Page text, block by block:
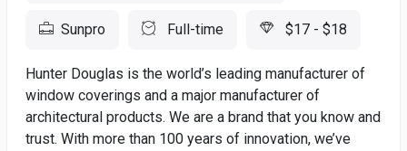
Sunpro Full-time $17 - $18
Hunter Douglas is the world’s leading manufacturer of
window coverings and a major manufacturer of
architectural products. We are a brand that you know and
trust. With more than 100 years of innovation, we’ve